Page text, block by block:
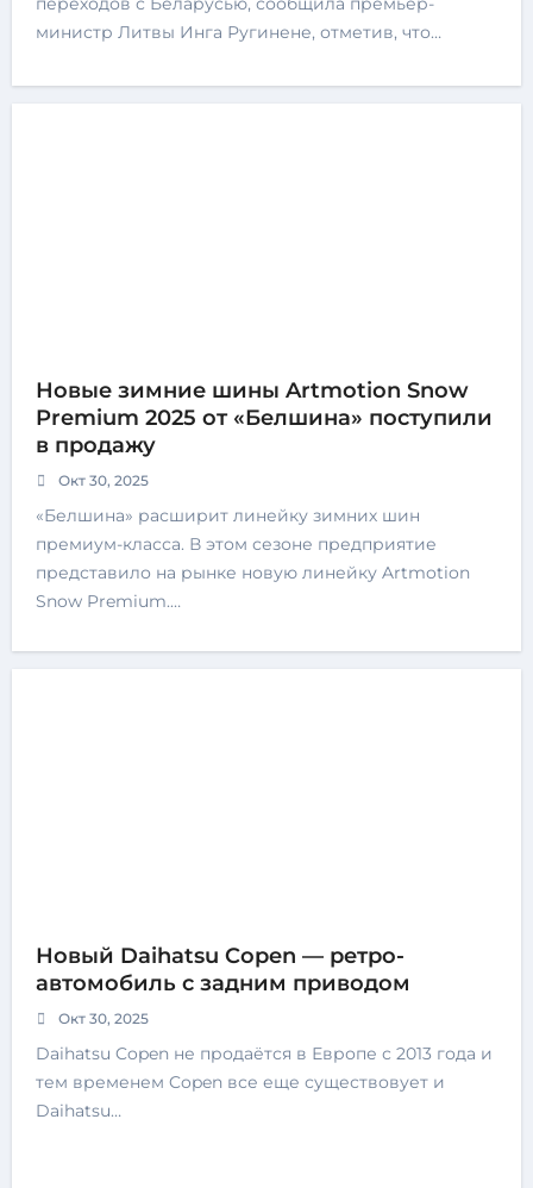
министр Литвы Инга Ругинене, отметив, что…
Новые зимние шины Artmotion Snow
Premium 2025 от «Белшина» поступили
в продажу
Окт 30, 2025
«Белшина» расширит линейку зимних шин
премиум-класса. В этом сезоне предприятие
представило на рынке новую линейку Artmotion
Snow Premium.…
Новый Daihatsu Copen — ретро-
автомобиль с задним приводом
Окт 30, 2025
Daihatsu Copen не продаётся в Европе с 2013 года и
тем временем Copen все еще существовует и
Daihatsu…